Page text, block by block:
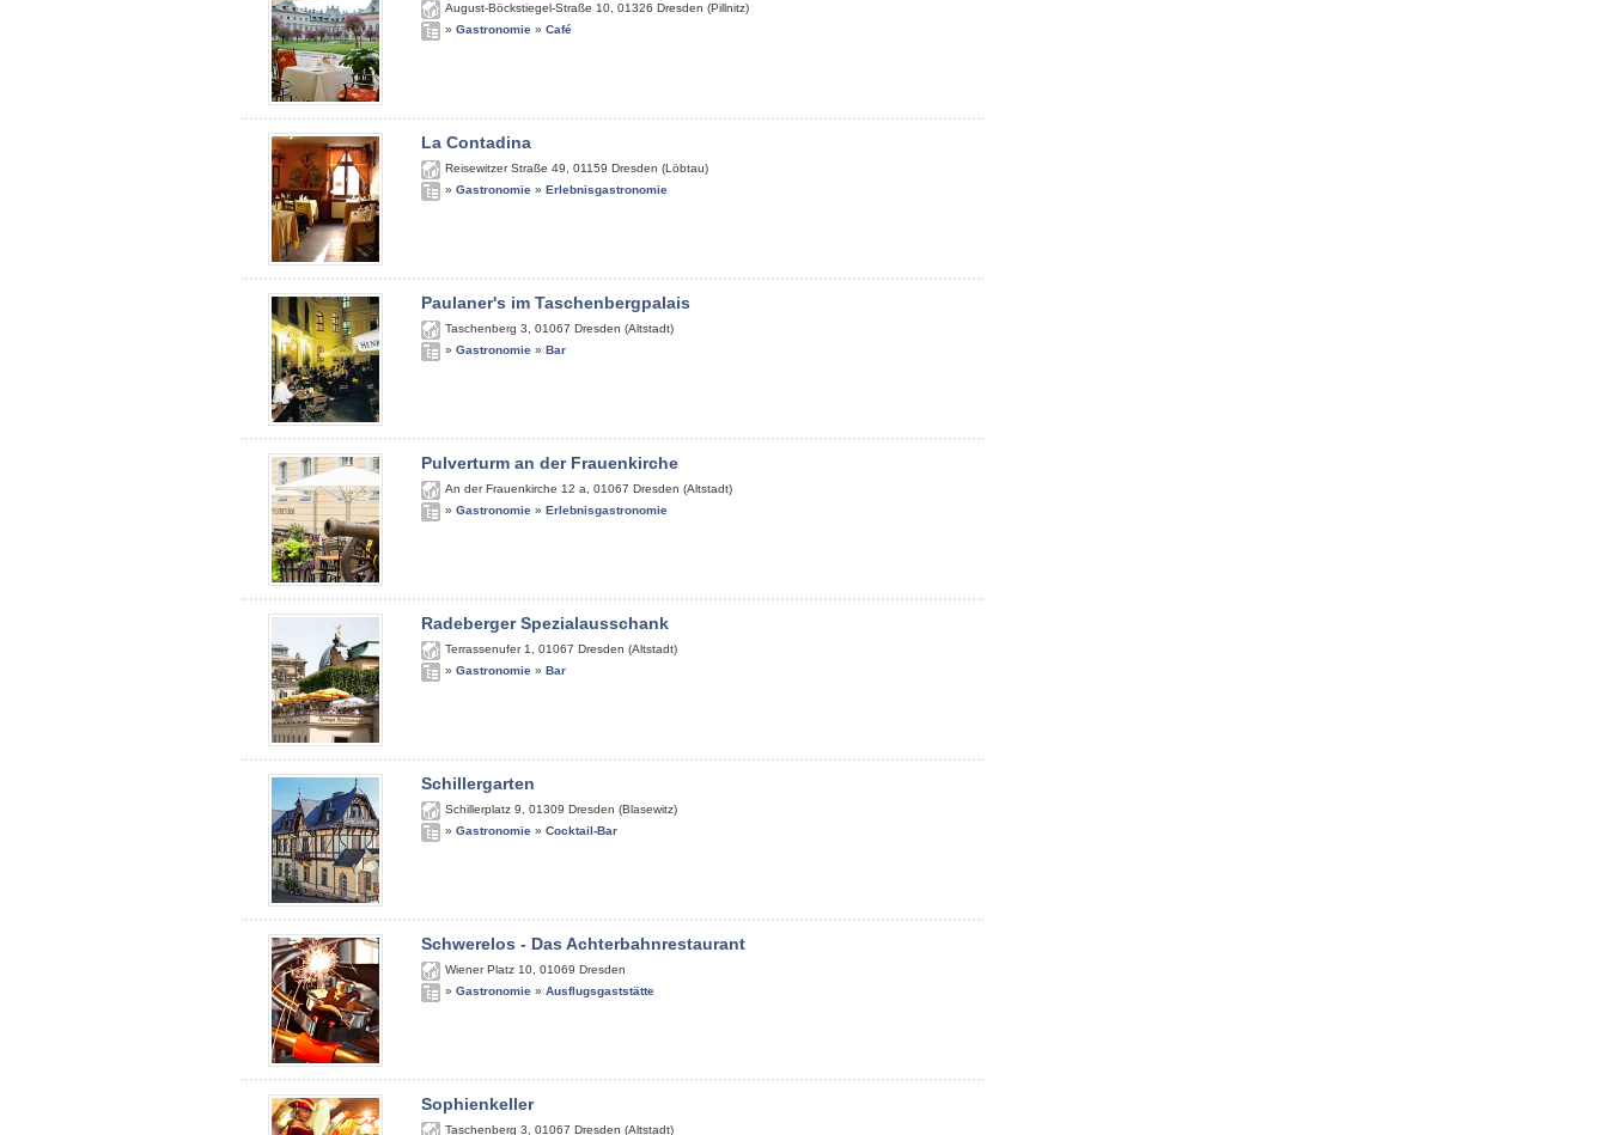
August-Böckstiegel-Straße 10 01326 Dresden (Pillnitz)
» Gastronomie » Café
La Contadina
Reisewitzer Straße 49 01159 Dresden (Löbtau)
» Gastronomie » Erlebnisgastronomie
Paulaner's im Taschenbergpalais
Taschenberg 3 01067 Dresden (Altstadt)
» Gastronomie » Bar
Pulverturm an der Frauenkirche
An der Frauenkirche 12 a 01067 Dresden (Altstadt)
» Gastronomie » Erlebnisgastronomie
Radeberger Spezialausschank
Terrassenufer 1 01067 Dresden (Altstadt)
» Gastronomie » Bar
Schillergarten
Schillerplatz 9 01309 Dresden (Blasewitz)
» Gastronomie » Cocktail-Bar
Schwerelos - Das Achterbahnrestaurant
Wiener Platz 10 01069 Dresden
» Gastronomie » Ausflugsgaststätte
Sophienkeller
Taschenberg 3 01067 Dresden (Altstadt)